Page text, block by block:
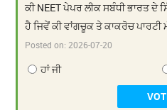
ਕੀ NEET ਪੇਪਰ ਲੀਕ ਸਬੰਧੀ ਭਾਰਤ ਦੇ
ਹੈ ਜਿਵੇਂ ਕੀ ਵਾਂਗਚੂਕ ਤੇ ਕਾਕਰੋਚ ਪਾਰਟੀ
Posted on:2026-07-20
ਹਾਂ ਜੀ